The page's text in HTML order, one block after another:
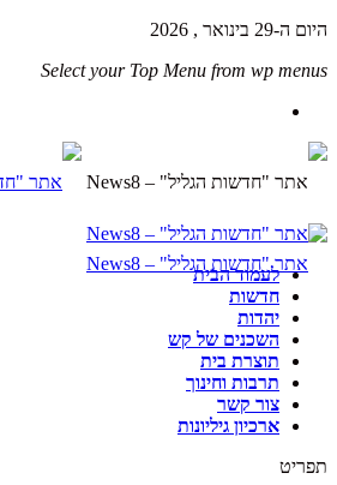
היום ה-29 בינואר , 2026
Select your Top Menu from wp menus
לעמוד הבית
חדשות
יהדות
השכנים של קש
תוצרת בית
תרבות וחינוך
צור קשר
ארכיון גיליונות
תפריט